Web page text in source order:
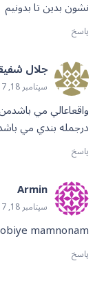
نشون بدین تا بدونیم
پاسخ
جلال
سپتامبر 18, 2017 5:47 ب.ظ
واقعاعالي مي
درجمله بندي مي
پاسخ
Armin
سپتامبر 18, 2017 3:21 ب.ظ
mamnonam
پاسخ